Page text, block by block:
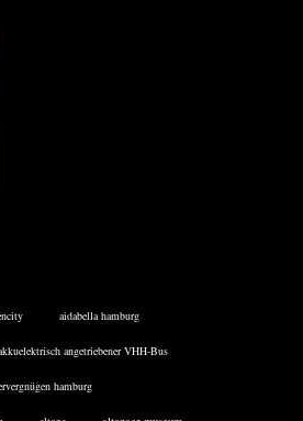
aidabella hamburg
angetriebener VHH-Bus
hamburg